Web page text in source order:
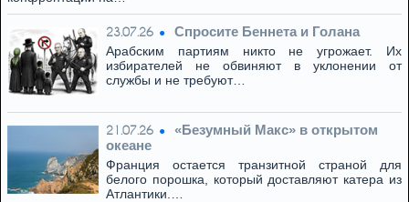
23.07.26 Спросите Беннета и Голана
Арабским партиям никто не угрожает. Их
избирателей не обвиняют в уклонении от
службы и не требуют…
21.07.26
«Безумный Макс» в открытом
океане
Франция остается транзитной страной для
белого порошка, который доставляют катера из
Атлантики.…